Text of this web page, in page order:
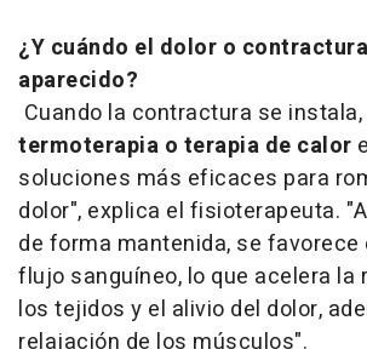
¿Y cuándo el dolor o
aparecido?
Cuando la contractura se instala,
termoterapia o terapia de calor
soluciones más eficaces para
dolor", explica el fisioterapeuta.
de forma mantenida, se favorece
flujo sanguíneo, lo que acelera la
los tejidos y el alivio del dolor,
relajación de los músculos".